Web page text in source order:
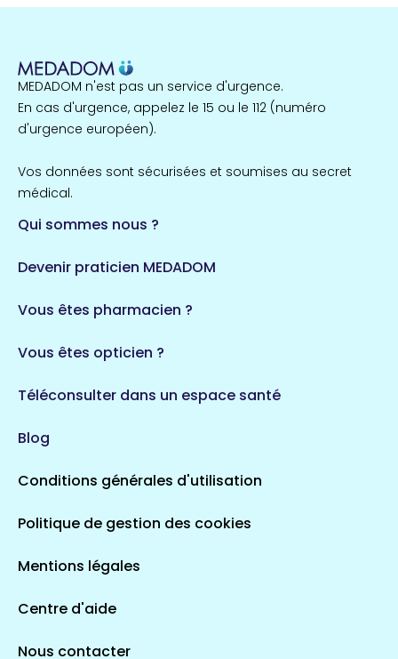
MEDADOM n'est pas un service d'urgence.
En cas d'urgence, appelez le 15 ou le 112 (numéro
d'urgence européen).
Vos données sont sécurisées et soumises au secret
médical.
Qui sommes nous ?
Devenir praticien MEDADOM
Vous êtes pharmacien ?
Vous êtes opticien ?
Téléconsulter dans un espace santé
Blog
Conditions générales d'utilisation
Politique de gestion des cookies
Mentions légales
Centre d'aide
Nous contacter